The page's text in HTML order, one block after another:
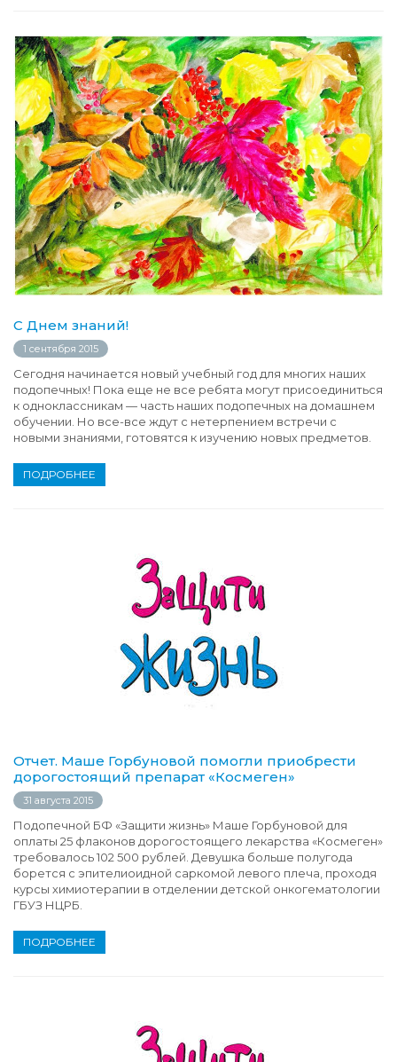
С Днем знаний!
1 сентября 2015
Сегодня начинается новый учебный год для многих наших
подопечных! Пока еще не все ребята могут присоединиться
к одноклассникам — часть наших подопечных на домашнем
обучении. Но все-все ждут с нетерпением встречи с
новыми знаниями, готовятся к изучению новых предметов.
ПОДРОБНЕЕ
Отчет. Маше Горбуновой помогли приобрести
дорогостоящий препарат «Космеген»
31 августа 2015
Подопечной БФ «Защити жизнь» Маше Горбуновой для
оплаты 25 флаконов дорогостоящего лекарства «Космеген»
требовалось 102 500 рублей. Девушка больше полугода
борется с эпителиоидной саркомой левого плеча, проходя
курсы химиотерапии в отделении детской онкогематологии
ГБУЗ НЦРБ.
ПОДРОБНЕЕ